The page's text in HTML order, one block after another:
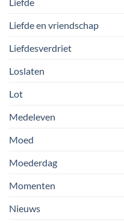
Liefde en vriendschap
Liefdesverdriet
Loslaten
Lot
Medeleven
Moed
Moederdag
Momenten
Nieuws